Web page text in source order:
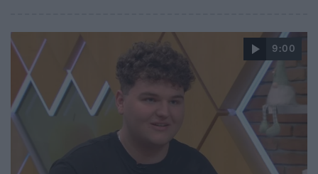
műsorvezetők is dalra fakadtak.
9:00